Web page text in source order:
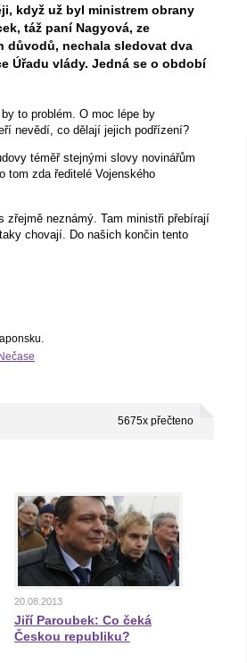
když už byl ministrem obrany
táž paní Nagyová, ze
důvodů, nechala sledovat dva
Úřadu vlády. Jedná se o období
to problém. O moc lépe by
nevědí, co dělají jejich podřízení?
téměř stejnými slovy novinářům
tom zda ředitelé Vojenského
neznámý. Tam ministři přebírají
chovají. Do našich končin tento
5675x přečteno
20.08.2013
Jiří Paroubek: Co čeká
Českou republiku?